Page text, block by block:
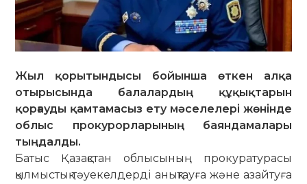
Жыл қорытындысы бойынша өткен алқа
отырысында балалардың құқықтарын
қорғауды қамтамасыз ету мәселелері жөнінде
облыс прокурорларының баяндамалары
тыңдалды.
Батыс Қазақстан облысының прокуратурасы
қылмыстық тәуекелдерді анықтауға және азайтуға